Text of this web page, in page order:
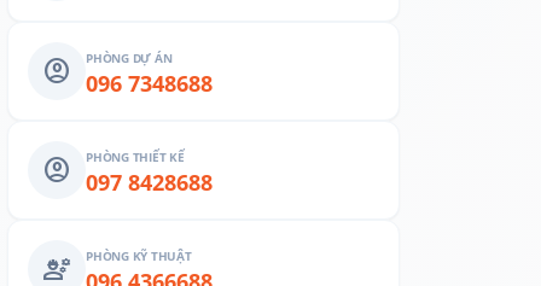
account_circle PHÒNG DỰ ÁN
096 7348688
account_circle PHÒNG THIẾT KẾ
097 8428688
engineering PHÒNG KỸ THUẬT